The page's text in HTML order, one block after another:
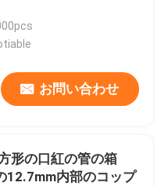
お問い合わせ
形の口紅の管の箱
12.7mm内部のコップ